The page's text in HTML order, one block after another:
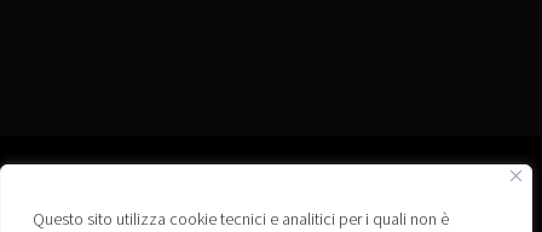
Questo sito utilizza cookie tecnici e analitici per i quali non è
Associazione “Corti a Ponte” APS